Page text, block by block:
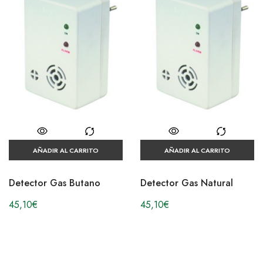
AÑADIR AL CARRITO
Detector Gas Butano
45,10€
AÑADIR AL CARRITO
Detector Gas Natural
45,10€